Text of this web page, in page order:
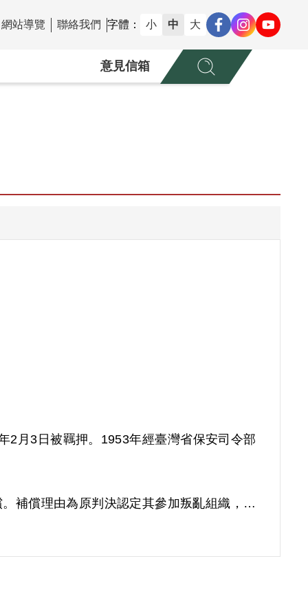
網站導覽 聯絡我們 字體： 小 中 大
意見信箱
2月3日被羈押。1953年經臺灣省保安司令部
補償理由為原判決認定其參加叛亂組織，係
質與目的均未詳予查證敘明，此外無其他具